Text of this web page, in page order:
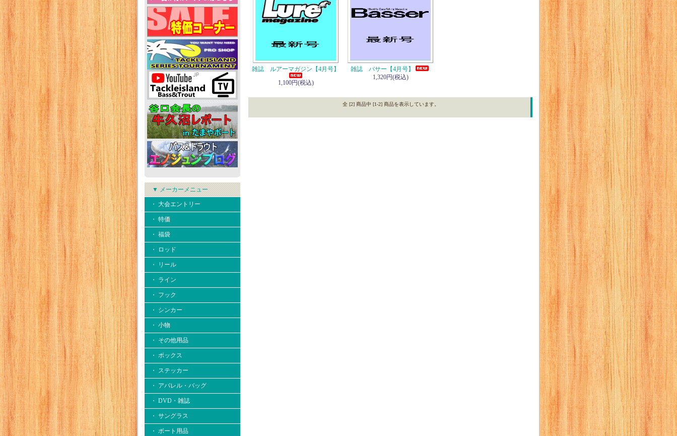
▼ メーカーメニュー
・ 大会エントリー
・ 特価
・ 福袋
・ ロッド
・ リール
・ ライン
・ フック
・ シンカー
・ 小物
・ その他用品
・ ボックス
・ ステッカー
・ アパレル・バッグ
・ DVD・雑誌
・ サングラス
・ ボート用品
雑誌 ルアーマガジン【4月号】
1,100円(税込)
雑誌 バサー【4月号】
1,320円(税込)
全 [2] 商品中 [1-2] 商品を表示しています。